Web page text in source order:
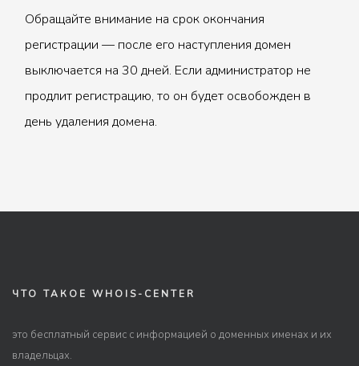
Обращайте внимание на срок окончания
регистрации — после его наступления домен
выключается на 30 дней. Если администратор не
продлит регистрацию, то он будет освобожден в
день удаления домена.
ЧТО ТАКОЕ WHOIS-CENTER
это бесплатный сервис с информацией о доменных именах и их
владельцах.